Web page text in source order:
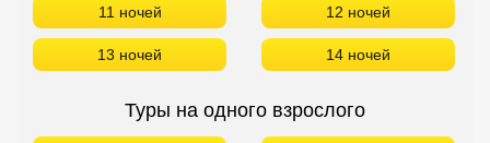
11 ночей 12 ночей
13 ночей 14 ночей
Туры на одного взрослого